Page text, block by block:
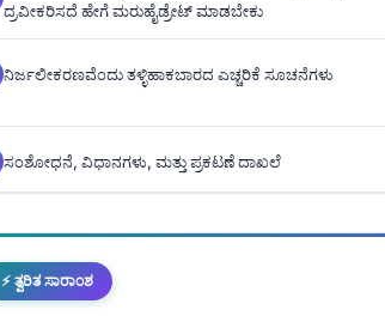
ದ್ರವೀಕರಿಸದೆ ಹೇಗೆ ಮರುಹೈಡ್ರೇಟ್ ಮಾಡಬೇಕು
ನಿರ್ಜಲೀಕರಣವೆಂದು ತಳ್ಳಿಹಾಕಬಾರದ ಎಚ್ಚರಿಕೆ ಸೂಚನೆಗಳು
ಸಂಶೋಧನೆ, ವಿಧಾನಗಳು, ಮತ್ತು ಪ್ರಕಟಣೆ ದಾಖಲೆ
⚡ ತ್ವರಿತ ಸಾರಾಂಶ